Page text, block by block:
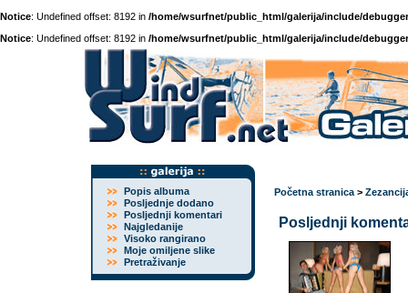
Notice: Undefined offset: 8192 in /home/wsurfnet/public_html/galerija/include/
Notice: Undefined offset: 8192 in /home/wsurfnet/public_html/galerija/include/
Popis albuma
Posljednje dodano
Posljednji komentari
Najgledanije
Visoko rangirano
Moje omiljene slike
Pretraživanje
Početna stranica >
Posljednji